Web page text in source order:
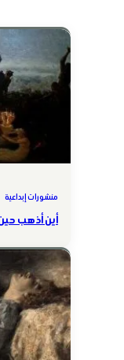
منشورات إبداعية
أين أذهب حين